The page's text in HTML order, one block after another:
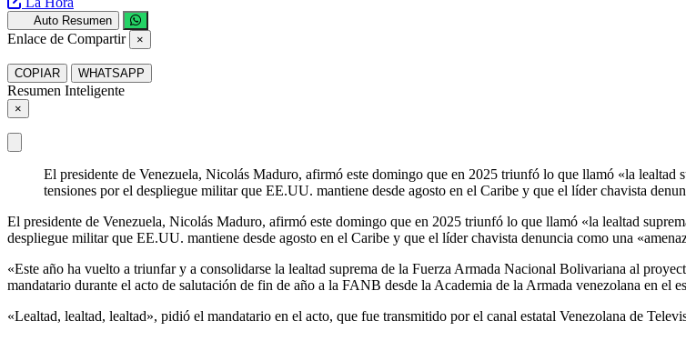
Auto Resumen
Enlace de Compartir ×
COPIAR WHATSAPP
Resumen Inteligente
×
El presidente de Venezuela, Nicolás Maduro, afirmó este domingo que en 2025 triunfó lo que llamó «la
tensiones por el despliegue militar que EE.UU. mantiene desde agosto en el Caribe y que el líder chavista
El presidente de Venezuela, Nicolás Maduro, afirmó este domingo que en 2025 triunfó lo que llamó «la lealtad
despliegue militar que EE.UU. mantiene desde agosto en el Caribe y que el líder chavista denuncia como una
«Este año ha vuelto a triunfar y a consolidarse la lealtad suprema de la Fuerza Armada Nacional Bolivariana al
mandatario durante el acto de salutación de fin de año a la FANB desde la Academia de la Armada venezolana en el
«Lealtad, lealtad, lealtad», pidió el mandatario en el acto, que fue transmitido por el canal estatal Venezolana de